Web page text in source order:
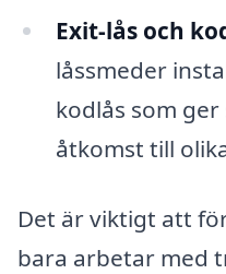
Exit-lås och
låssmeder
kodlås som
åtkomst till
Det är viktigt att
bara arbetar med